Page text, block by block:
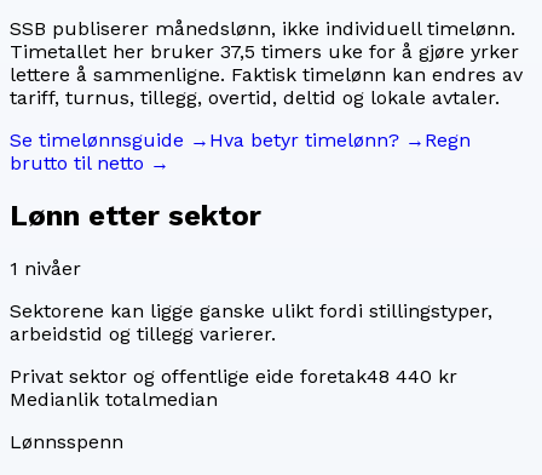
SSB publiserer månedslønn, ikke individuell timelønn.
Timetallet her bruker 37,5 timers uke for å gjøre yrker
lettere å sammenligne. Faktisk timelønn kan endres av
tariff, turnus, tillegg, overtid, deltid og lokale avtaler.
Se timelønnsguide → Hva betyr timelønn? → Regn
brutto til netto →
Lønn etter sektor
1 nivåer
Sektorene kan ligge ganske ulikt fordi stillingstyper,
arbeidstid og tillegg varierer.
Privat sektor og offentlige eide foretak48 440 kr
Medianlik totalmedian
Lønnsspenn